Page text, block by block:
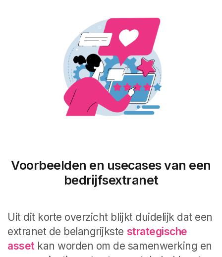
Voorbeelden en usecases van een
bedrijfsextranet
Uit dit korte overzicht blijkt duidelijk dat een
extranet de belangrijkste strategische
assetkan worden om de samenwerking en